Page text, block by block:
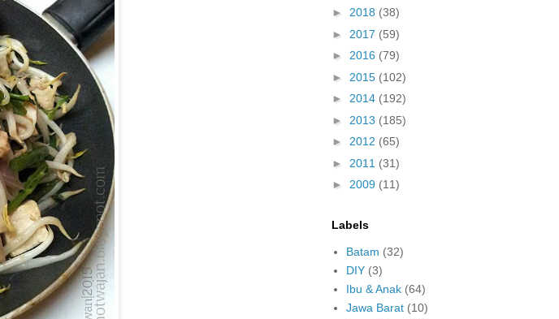
► 2018 (38)
► 2017 (59)
► 2016 (79)
► 2015 (102)
► 2014 (192)
► 2013 (185)
► 2012 (65)
► 2011 (31)
► 2009 (11)
Labels
Batam (32)
DIY (3)
Ibu & Anak (64)
Jawa Barat (10)